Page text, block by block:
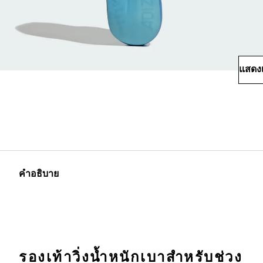
แสดง
คำอธิบาย
รองเท้าวิ่งน้ำหนักเบาสำหรับช่วง